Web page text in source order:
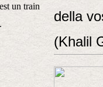
un train
della
(Khalil